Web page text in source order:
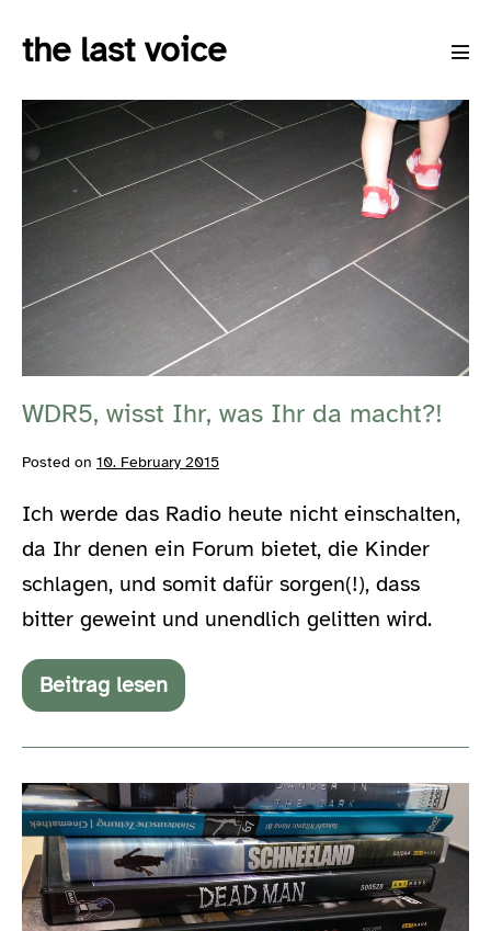
the last voice
WDR5,
wisst
was
da
macht?!
WDR5, wisst Ihr, was Ihr da macht?!
Posted on 10. February 2015
Ich werde das Radio heute nicht einschalten,
da Ihr denen ein Forum bietet, die Kinder
schlagen, und somit dafür sorgen(!), dass
bitter geweint und unendlich gelitten wird.
Beitrag lesen
WDR5,
wisst
Ihr
da
macht?!
Die
Selbstzerstörung
wurde
aktiviert